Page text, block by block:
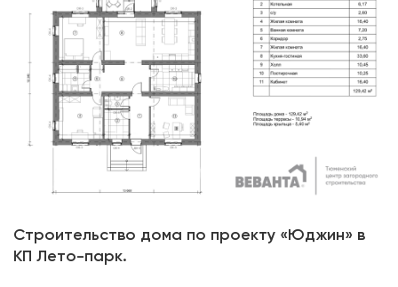
Строительство дома по проекту «Юджин» в
КП Лето-парк.